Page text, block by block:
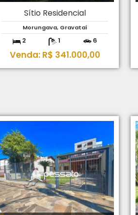
Sítio Residencial
Morungava, Gravataí
2 1 6
Venda: R$ 341.000,00